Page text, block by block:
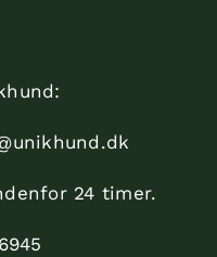
24 timer.